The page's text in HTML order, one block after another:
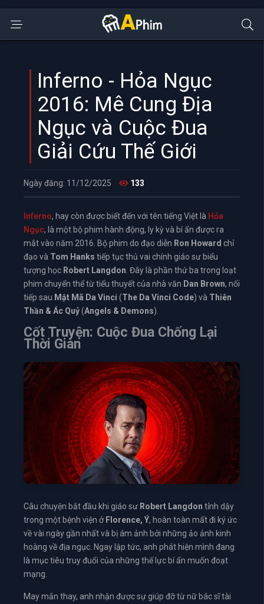
Inferno - Hỏa Ngục
2016: Mê Cung Địa
Ngục và Cuộc Đua
Giải Cứu Thế Giới
Ngày đăng: 11/12/2025 133
Inferno, hay còn được biết đến với tên tiếng Việt là Hỏa
Ngục, là một bộ phim hành động, ly kỳ và bí ẩn được ra
mắt vào năm 2016. Bộ phim do đạo diễn Ron Howard chỉ
đạo và Tom Hanks tiếp tục thủ vai chính giáo sư biểu
tượng học Robert Langdon . Đây là phần thứ ba trong loạt
phim chuyển thể từ tiểu thuyết của nhà văn Dan Brown, nối
tiếp sau Mật Mã Da Vinci (The Da Vinci Code) và Thiên
Thần & Ác Quỷ(Angels & Demons).
Cốt Truyện: Cuộc Đua Chống Lại
Thời Gian
Câu chuyện bắt đầu khi giáo sư Robert Langdon tỉnh dậy
trong một bệnh viện ở Florence, Ý, hoàn toàn mất đi ký ức
về vài ngày gần nhất và bị ám ảnh bởi những ảo ảnh kinh
hoàng về địa ngục. Ngay lập tức, anh phát hiện mình đang
là mục tiêu truy đuổi của những thế lực bí ẩn muốn đoạt
mạng.
May mắn thay, anh nhận được sự giúp đỡ từ nữ bác sĩ tài